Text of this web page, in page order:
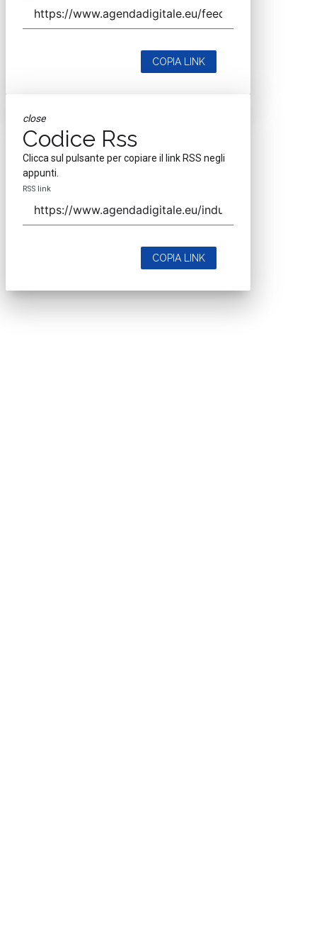
COPIA LINK
close
Codice Rss
Clicca sul pulsante per copiare il link RSS negli
appunti.
RSS link
COPIA LINK